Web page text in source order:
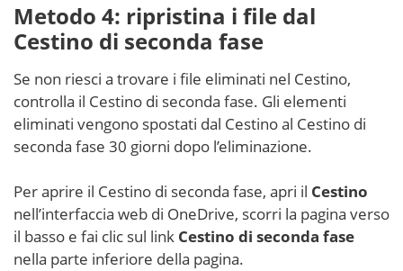
Metodo 4: ripristina i file dal
Cestino di seconda fase
Se non riesci a trovare i file eliminati nel Cestino,
controlla il Cestino di seconda fase. Gli elementi
eliminati vengono spostati dal Cestino al Cestino di
seconda fase 30 giorni dopo l’eliminazione.
Per aprire il Cestino di seconda fase, apri il Cestino
nell’interfaccia web di OneDrive, scorri la pagina verso
il basso e fai clic sul link Cestino di seconda fase
nella parte inferiore della pagina.